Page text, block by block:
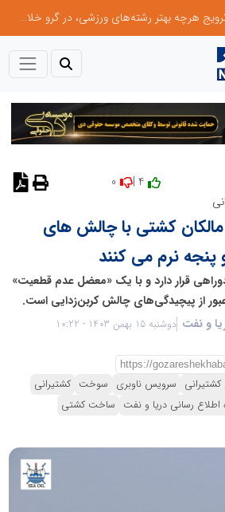
توسعه ورزش‌های رزمی و ترویج هرچه بهتر رشته‌های ورزشی، در گرو خلاقیت و نوآوری است
مالکان کشتی با چالش های
نرم می کنند
قرار دارد و با یک «معضل عدم قطعیت»
از پیچیدگی‌های چالش کربن‌زدایی است.
و نفت دوشنبه 15 بهمن 1403 - 10:22
سرویس ناوبری سوخت کشتیرانی
اطلاع رسانی دریا و نفت ساخت کشتی